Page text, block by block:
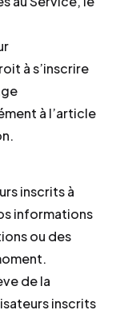
à s’inscrire
à l’article
inscrits à
informations
ou des
de la
inscrits